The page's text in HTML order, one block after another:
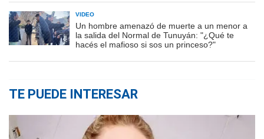
VIDEO
Un hombre amenazó de muerte a un menor a
la salida del Normal de Tunuyán: "¿Qué te
hacés el mafioso si sos un princeso?"
TE PUEDE INTERESAR